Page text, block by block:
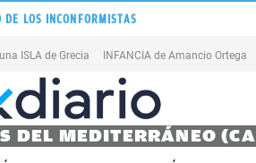
DE LOS INCONFORMISTAS
ISLA de Grecia INFANCIA de Amancio Ortega
DEL MEDITERRÁNEO